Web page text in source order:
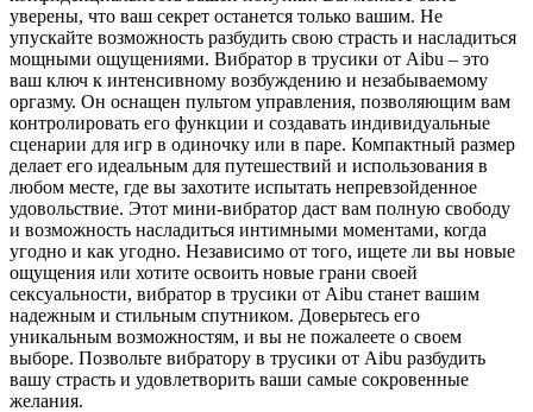
уверены, что ваш секрет останется только вашим. Не
упускайте возможность разбудить свою страсть и насладиться
мощными ощущениями. Вибратор в трусики от Aibu – это
ваш ключ к интенсивному возбуждению и незабываемому
оргазму. Он оснащен пультом управления, позволяющим вам
контролировать его функции и создавать индивидуальные
сценарии для игр в одиночку или в паре. Компактный размер
делает его идеальным для путешествий и использования в
любом месте, где вы захотите испытать непревзойденное
удовольствие. Этот мини-вибратор даст вам полную свободу
и возможность насладиться интимными моментами, когда
угодно и как угодно. Независимо от того, ищете ли вы новые
ощущения или хотите освоить новые грани своей
сексуальности, вибратор в трусики от Aibu станет вашим
надежным и стильным спутником. Доверьтесь его
уникальным возможностям, и вы не пожалеете о своем
выборе. Позвольте вибратору в трусики от Aibu разбудить
вашу страсть и удовлетворить ваши самые сокровенные
желания.